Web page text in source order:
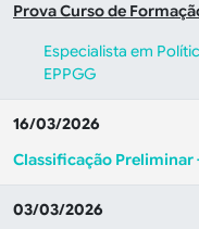
Prova Curso de
Especialista em
EPPGG
16/03/2026
Classificação Preliminar
03/03/2026